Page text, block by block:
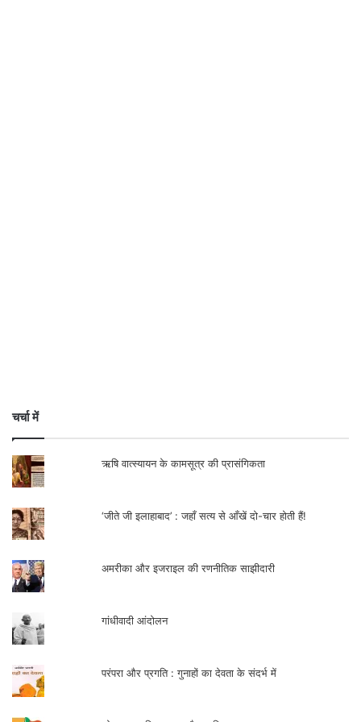
कटे हुए हमलोग जिस रफ्तार से अपनी प्रकृति को
उजाड़ रहे हैं उससे तो लगता है कि इस पृथ्वी पर
अपनी सन्तानों के लिए हम कुछ भी छोड़कर नहीं जाना
चाहते
चर्चा में
ऋषि वात्स्यायन के कामसूत्र की प्रासंगिकता
‘जीते जी इलाहाबाद’ : जहाँ सत्य से आँखें दो-चार होती हैं!
अमरीका और इजराइल की रणनीतिक साझीदारी
गांधीवादी आंदोलन
परंपरा और प्रगति : गुनाहों का देवता के संदर्भ में